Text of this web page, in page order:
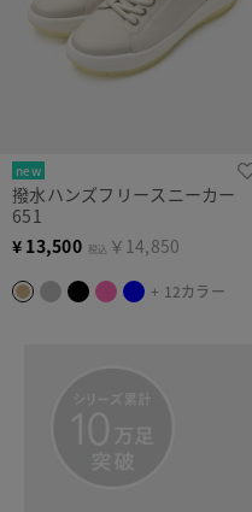
new
撥水ハンズフリースニーカー
651
¥ 13,500 税込 ￥14,850
+ 12カラー